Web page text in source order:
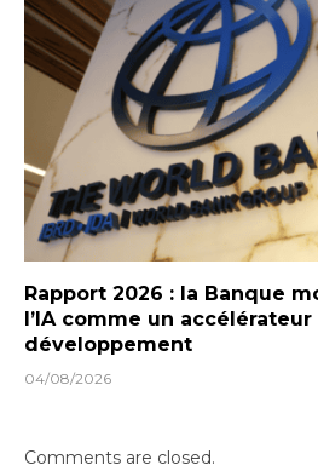
Rapport 2026 : la Banque
l’IA comme un accélérateur
développement
04/08/2026
Comments are closed.